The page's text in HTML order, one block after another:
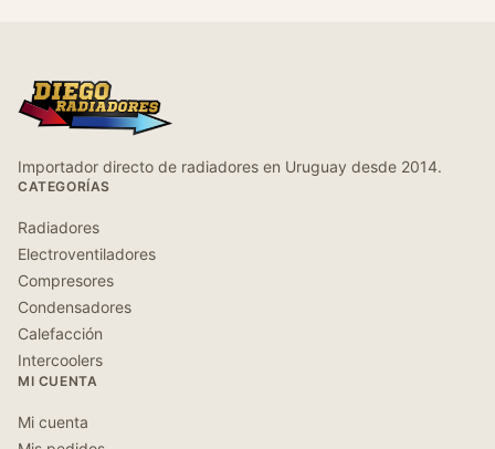
Importador directo de radiadores en Uruguay desde 2014.
CATEGORÍAS
Radiadores
Electroventiladores
Compresores
Condensadores
Calefacción
Intercoolers
MI CUENTA
Mi cuenta